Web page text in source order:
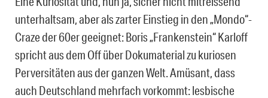
unterhaltsam, aber als zarter Einstieg in den „Mondo“-
Craze der 60er geeignet: Boris „Frankenstein“ Karloff
spricht aus dem Off über Dokumaterial zu kuriosen
Perversitäten aus der ganzen Welt. Amüsant, dass
auch Deutschland mehrfach vorkommt: lesbische